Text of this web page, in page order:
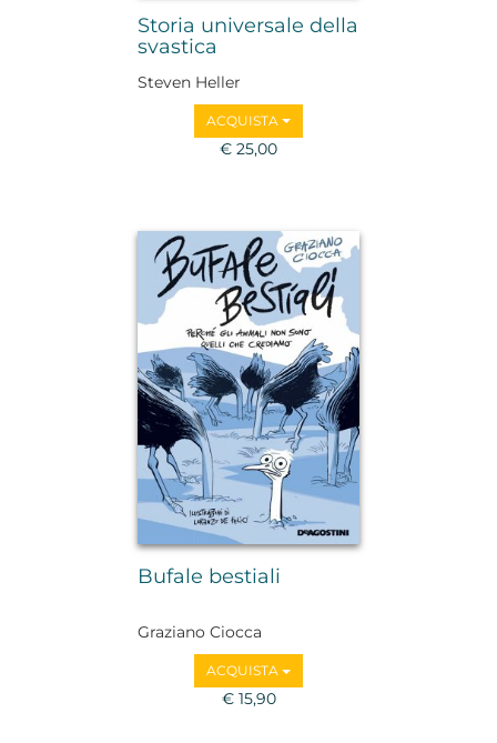
Storia universale della
svastica
Steven Heller
ACQUISTA
€ 25,00
Bufale bestiali
Graziano Ciocca
ACQUISTA
€ 15,90